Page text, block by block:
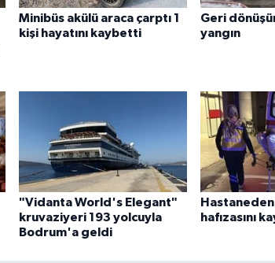
Minibüs akülü araca çarptı 1
kişi hayatını kaybetti
Geri
yangın
"Vidanta World's Elegant"
kruvaziyeri 193 yolcuyla
Bodrum'a geldi
Hastaneden
hafızasını